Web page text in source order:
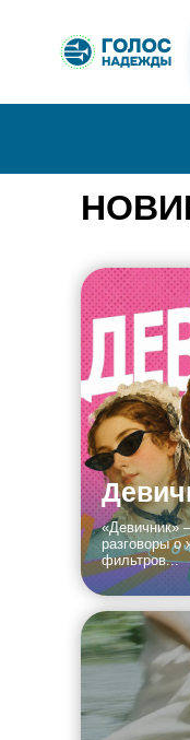
«Девичник»
разговоры о
фильтров...